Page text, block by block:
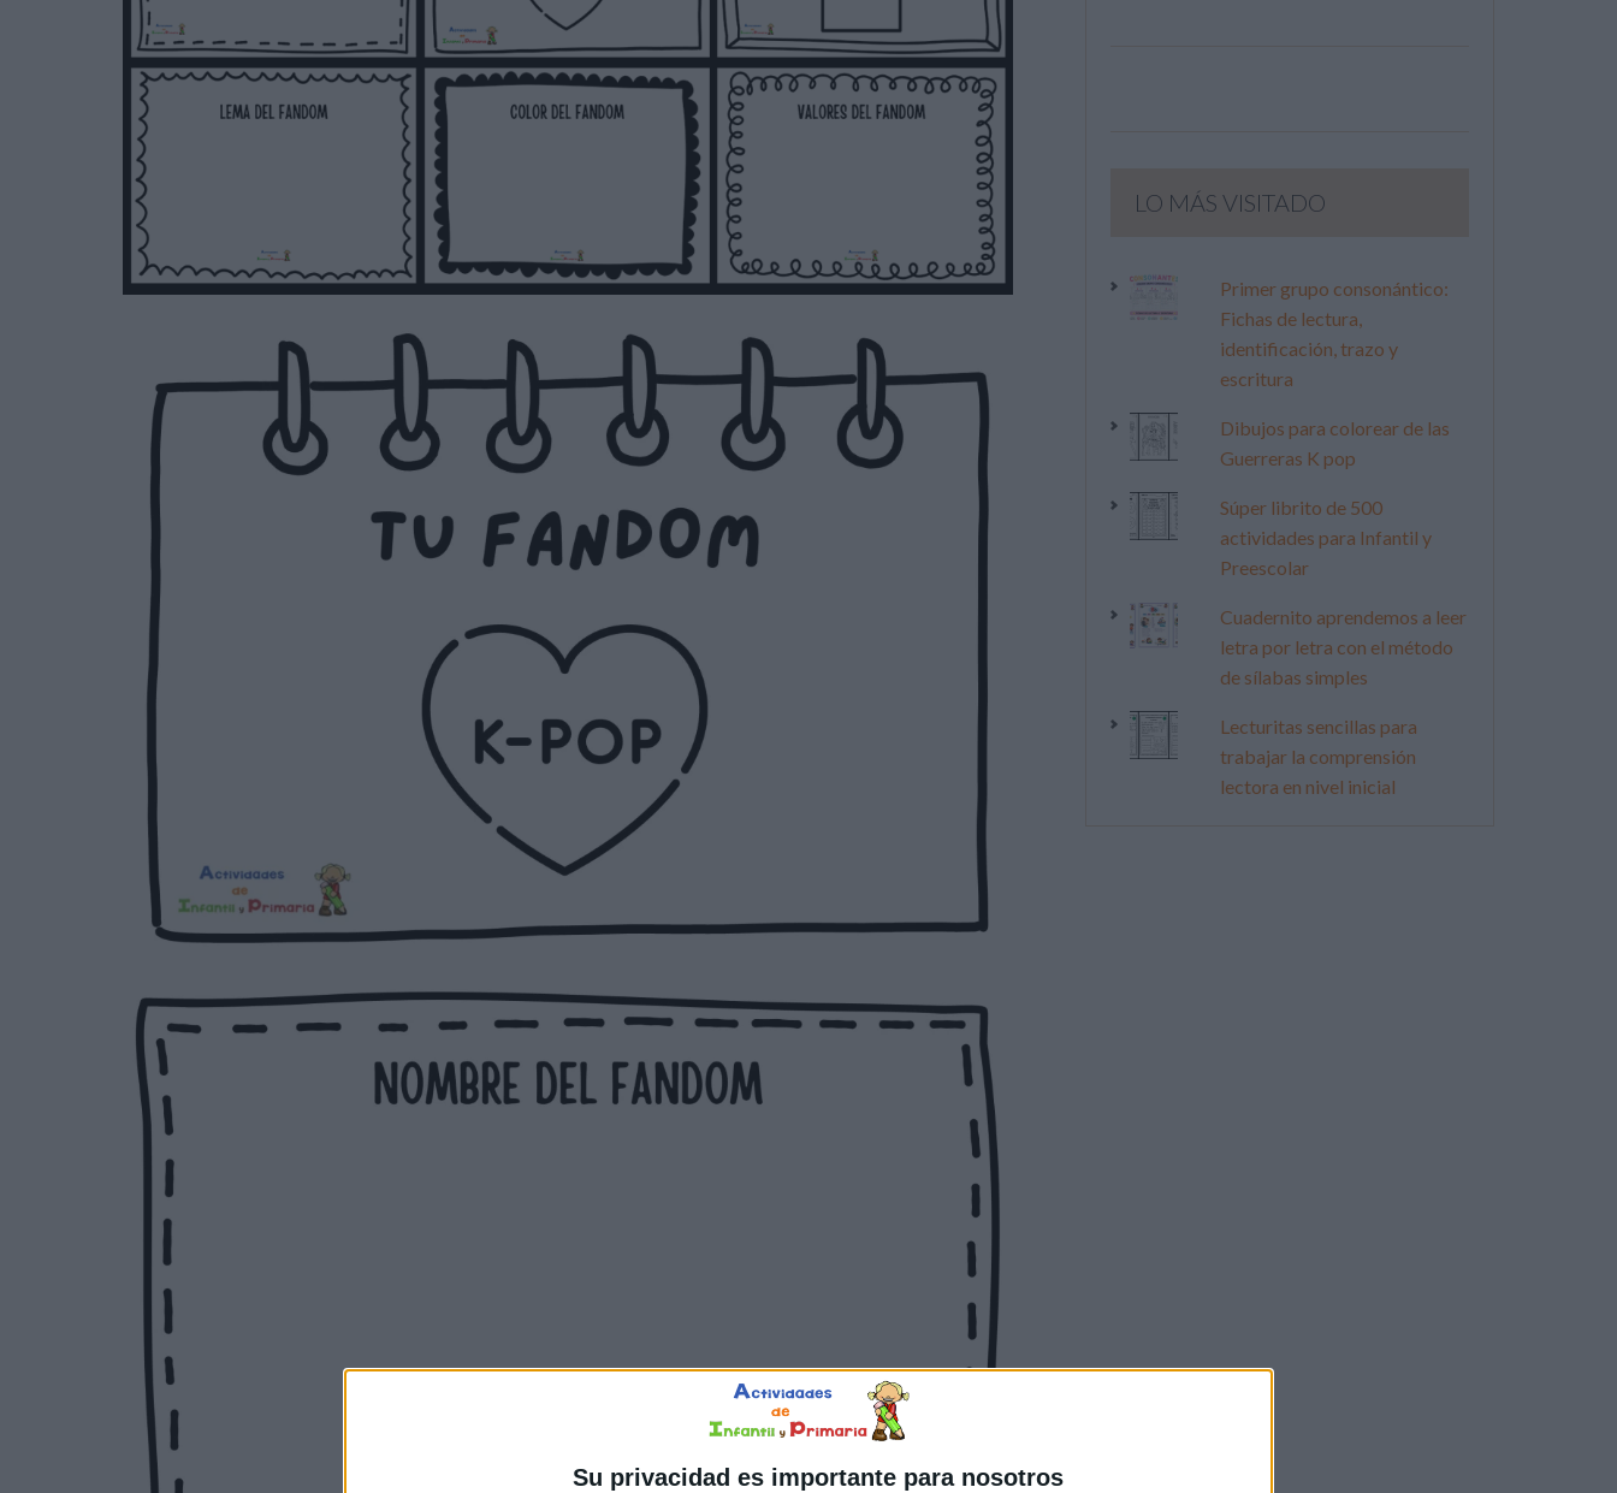
Su privacidad es importante para nosotros
LO MÁS VISITADO
Primer grupo consonántico:
Fichas de lectura,
identificación, trazo y
escritura
Dibujos para colorear de las
Guerreras K pop
Súper librito de 500
actividades para Infantil y
Preescolar
Cuadernito aprendemos a leer
letra por letra con el método
de sílabas simples
Lecturitas sencillas para
trabajar la comprensión
lectora en nivel inicial